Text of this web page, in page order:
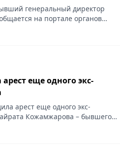
генеральный директор
на портале органов
учетов Генеральной
еще одного экс-
арест еще одного экс-
Кожамжарова – бывшего
департамента агентства по